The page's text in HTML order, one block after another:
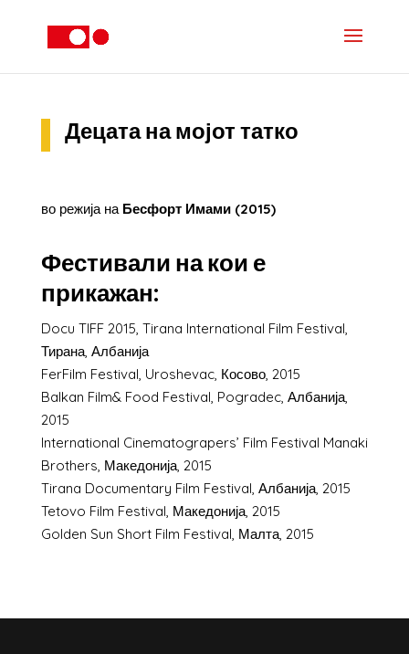
Децата на мојот татко
во режија на Бесфорт Имами (2015)
Фестивали на кои е
прикажан:
Docu TIFF 2015, Tirana International Film Festival,
Тирана, Албанија
FerFilm Festival, Uroshevac, Косово, 2015
Balkan Film& Food Festival, Pogradec, Албанија,
2015
International Cinematograpers’ Film Festival Manaki
Brothers, Македонија, 2015
Tirana Documentary Film Festival, Албанија, 2015
Tetovo Film Festival, Македонија, 2015
Golden Sun Short Film Festival, Малта, 2015